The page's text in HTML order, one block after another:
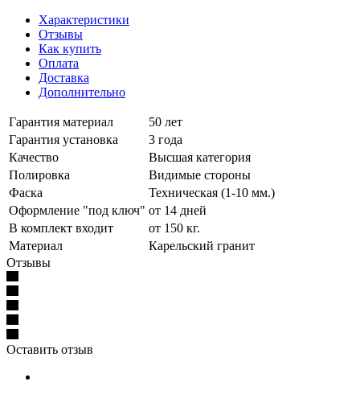
Характеристики
Отзывы
Как купить
Оплата
Доставка
Дополнительно
Гарантия материал
50 лет
Гарантия установка
3 года
Качество
Высшая категория
Полировка
Видимые стороны
Фаска
Техническая (1-10 мм.)
Оформление "под ключ" от 14 дней
В комплект входит
от 150 кг.
Материал
Карельский гранит
Отзывы
Оставить отзыв